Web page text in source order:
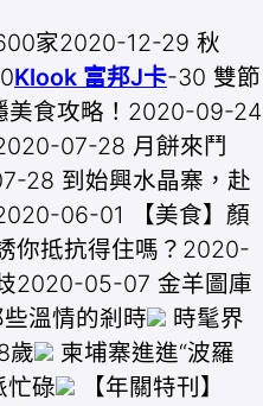
家2020-12-29 秋
Klook 富邦J卡-30 雙節
美食攻略！2020-09-24
07-28 月餅來鬥
28 到始興水晶寨，赴
06-01 【美食】顏
你抵抗得住嗎？2020-
2020-05-07 金羊圖庫
溫情的剎時
時髦界
歲
柬埔寨進進“波羅
忙碌
【年關特刊】